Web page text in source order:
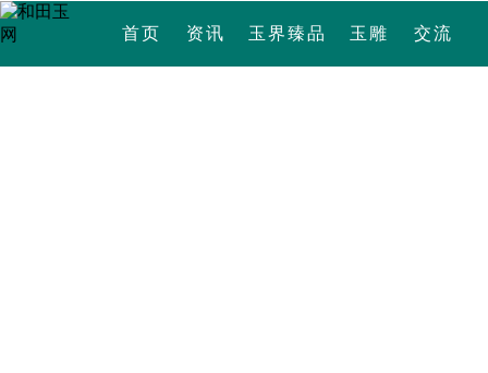
首页 资讯 玉界臻品 玉雕 交流